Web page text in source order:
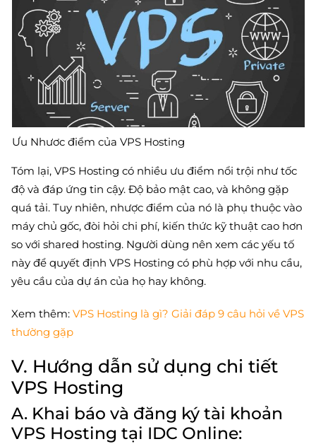
Ưu Nhươc điểm của VPS Hosting
Tóm lại, VPS Hosting có nhiều ưu điểm nổi trội như tốc
độ và đáp ứng tin cậy. Độ bảo mật cao, và không gặp
quá tải. Tuy nhiên, nhược điểm của nó là phụ thuộc vào
máy chủ gốc, đòi hỏi chi phí, kiến thức kỹ thuật cao hơn
so với shared hosting. Người dùng nên xem các yếu tố
này để quyết định VPS Hosting có phù hợp với nhu cầu,
yêu cầu của dự án của họ hay không.
Xem thêm:VPS Hosting là gì? Giải đáp 9 câu hỏi về VPS
thường gặp
V. Hướng dẫn sử dụng chi tiết
VPS Hosting
A. Khai báo và đăng ký tài khoản
VPS Hosting tại IDC Online: